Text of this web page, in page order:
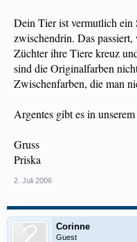
Dein Tier ist vermutlich ein
zwischendrin. Das
Züchter ihre Tiere kreuz
sind die Originalfarben
Zwischenfarben, die man
Argentes gibt es in
Gruss
Priska
2. Juli 2006
Corinne
Guest